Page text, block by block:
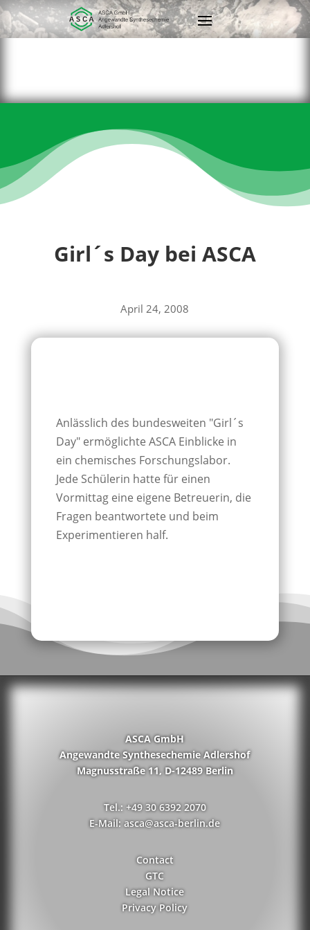
Girl´s Day bei ASCA
April 24, 2008
Anlässlich des bundesweiten "Girl´s
Day" ermöglichte ASCA Einblicke in
ein chemisches Forschungslabor.
Jede Schülerin hatte für einen
Vormittag eine eigene Betreuerin, die
Fragen beantwortete und beim
Experimentieren half.
ASCA GmbH
Angewandte Synthesechemie Adlershof
Magnusstraße 11, D-12489 Berlin
Tel.: +49 30 6392 2070
E-Mail: asca@asca-berlin.de
Contact
GTC
Legal Notice
Privacy Policy